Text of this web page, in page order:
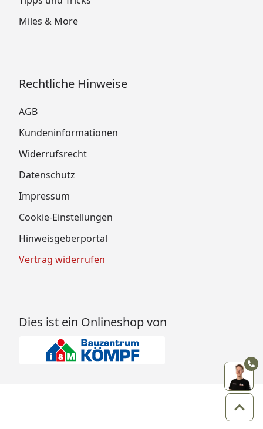
Miles & More
Rechtliche Hinweise
AGB
Kundeninformationen
Widerrufsrecht
Datenschutz
Impressum
Cookie-Einstellungen
Hinweisgeberportal
Vertrag widerrufen
Dies ist ein Onlineshop von